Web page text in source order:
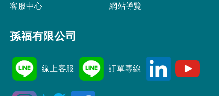
客服中心
網站導覽
孫福有限公司
線上客服 訂單專線